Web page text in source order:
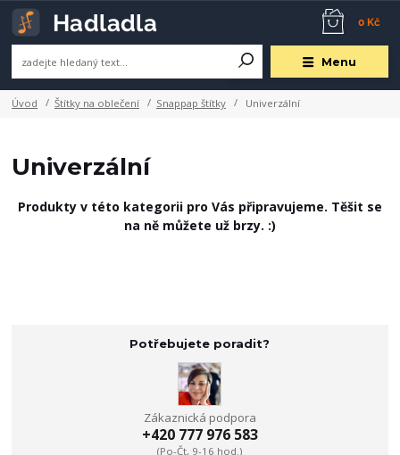
Menu
0 Kč
Úvod Štítky na oblečení Snappap štítky Univerzální
Univerzální
Produkty v této kategorii pro Vás připravujeme. Těšit se
na ně můžete už brzy. :)
Potřebujete poradit?
Zákaznická podpora
+420 777 976 583
(Po-Čt, 9-16 hod.)